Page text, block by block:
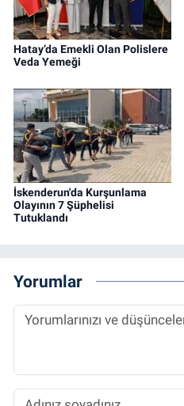
Hatay’da Emekli Olan Polislere
Veda Yemeği
İskenderun'da Kurşunlama
Olayının 7 Şüphelisi
Tutuklandı
Yorumlar